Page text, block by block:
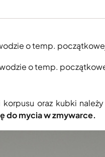
o temp.
o temp.
oraz kubki
do mycia w zmywarce.